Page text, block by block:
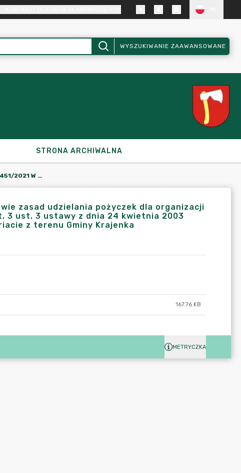
WYSZUKIWANIE ZAAWANSOWANE
STRONA ARCHIWALNA
ZARZĄDZENIE NR 451/2021 451/2021 W SPRAWIE W SPRAWIE ZASAD UDZIELANIA POŻYCZEK DLA ORGANIZACJI POZARZĄDOWYCH ORAZ PODMIOTÓW WYMIENIONYCH W ART. 3 UST. 3 USTAWY Z DNIA 24 KWIETNIA 2003 ROKU O DZIAŁALNOŚCI POŻYTKU PUBLICZNEGO I O WOLONTARIACIE Z TERENU GMINY KRAJENKA
zasad udzielania pożyczek dla organizacji
3 ust. 3 ustawy z dnia 24 kwietnia 2003
z terenu Gminy Krajenka
167.76 KB
METRYCZKA